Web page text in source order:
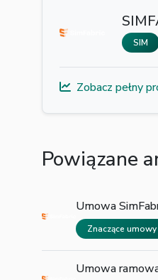
SIM
Zobacz pełny
Powiązane
Umowa
Znaczące
Umowa